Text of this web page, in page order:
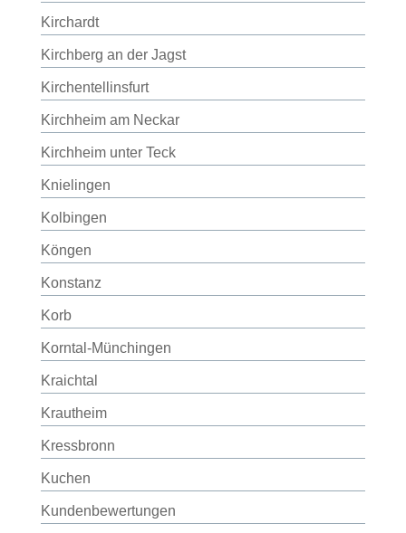
Kirchardt
Kirchberg an der Jagst
Kirchentellinsfurt
Kirchheim am Neckar
Kirchheim unter Teck
Knielingen
Kolbingen
Köngen
Konstanz
Korb
Korntal-Münchingen
Kraichtal
Krautheim
Kressbronn
Kuchen
Kundenbewertungen